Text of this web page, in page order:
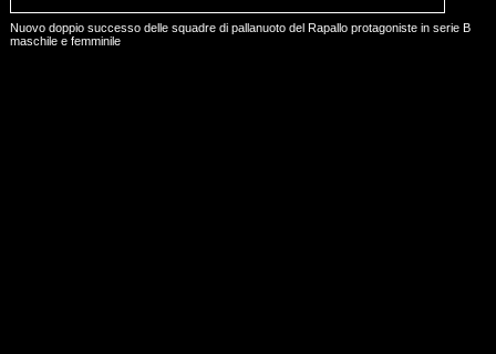
Nuovo doppio successo delle squadre di pallanuoto del Rapallo protagoniste in serie B
maschile e femminile